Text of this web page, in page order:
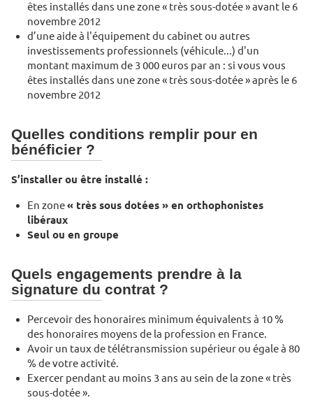
êtes installés dans une zone « très sous-dotée » avant le 6
novembre 2012
d’une aide à l'équipement du cabinet ou autres
investissements professionnels (véhicule...) d'un
montant maximum de 3 000 euros par an : si vous vous
êtes installés dans une zone « très sous-dotée » après le 6
novembre 2012
Quelles conditions remplir pour en
bénéficier ?
S’installer ou être installé :
En zone« très sous dotées » en orthophonistes
libéraux
Seul ou en groupe
Quels engagements prendre à la
signature du contrat ?
Percevoir des honoraires minimum équivalents à 10 %
des honoraires moyens de la profession en France.
Avoir un taux de télétransmission supérieur ou égale à 80
% de votre activité.
Exercer pendant au moins 3 ans au sein de la zone « très
sous-dotée ».